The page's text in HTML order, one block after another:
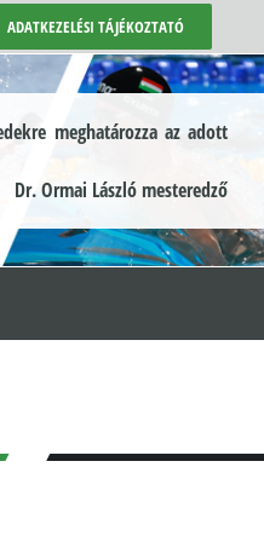
ADATKEZELÉSI TÁJÉKOZTATÓ
meghatározza az adott
Dr. Ormai László mesteredző